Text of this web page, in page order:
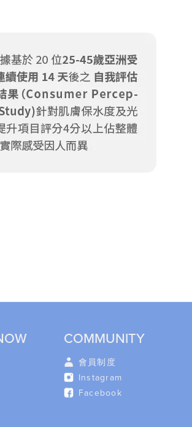
COMMUNITY
會員制度
Instagram
Facebook